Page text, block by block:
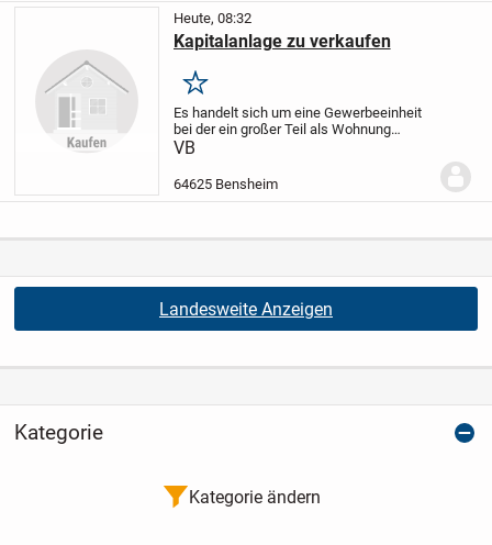
Heute, 08:32
Kapitalanlage zu verkaufen
Merken
Es handelt sich um eine Gewerbeeinheit
bei der ein großer Teil als Wohnung
genutzt werden könnte, Innenstadt
als reine Gewerbeeinheit von fast
26.000,00 Euro im...
VB
64625 Bensheim
Landesweite Anzeigen
Kategorie
Kategorie ändern